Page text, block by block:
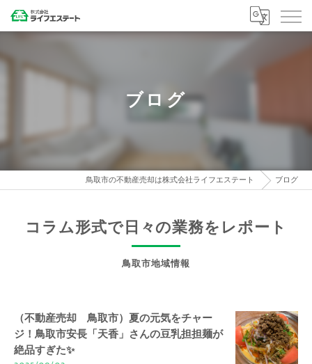
ブログ
鳥取市の不動産売却は株式会社ライフエステート ブログ
コラム形式で日々の業務をレポート
鳥取市地域情報
（不動産売却 鳥取市）夏の元気をチャー
ジ！鳥取市安長「天香」さんの豆乳担担麺が
絶品すぎた✨